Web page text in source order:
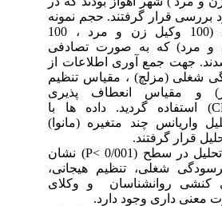
مورد بررسی قرار گرفتند. حجم نمونه
200 نفر بودند (100 وکیل زن و مرد ، 100
و مرد) که به صورت تصادفی
جهت جمع آوری اطلاعات از
شغلی (مزلچ) ، مقیاس تنظیم
و مقیاس انعطاف پذیری
) استفاده گردید. داده ها با
واریانس چند متغیره (مانوا)
قرار گرفتند.
در سطح (0/001 P <
) نشان
شغلی، تنظیم هیجانی،
کنشی روانشناسان و وکلای
معنی داری وجود دارد.